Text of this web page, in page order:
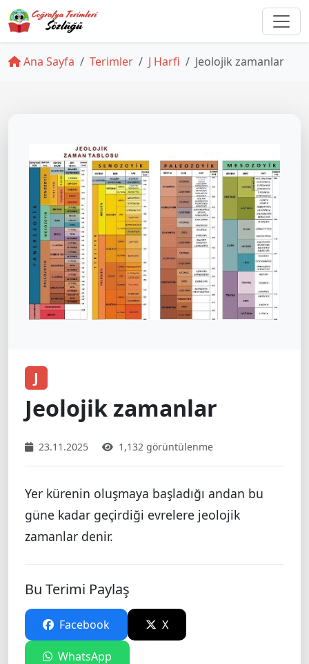
Ana Sayfa Terimler J Harfi Jeolojik zamanlar
J
Jeolojik zamanlar
23.11.2025 1,132 görüntülenme
Yer kürenin oluşmaya başladığı andan bu
güne kadar geçirdiği evrelere jeolojik
zamanlar denir.
Bu Terimi Paylaş
Facebook X
WhatsApp